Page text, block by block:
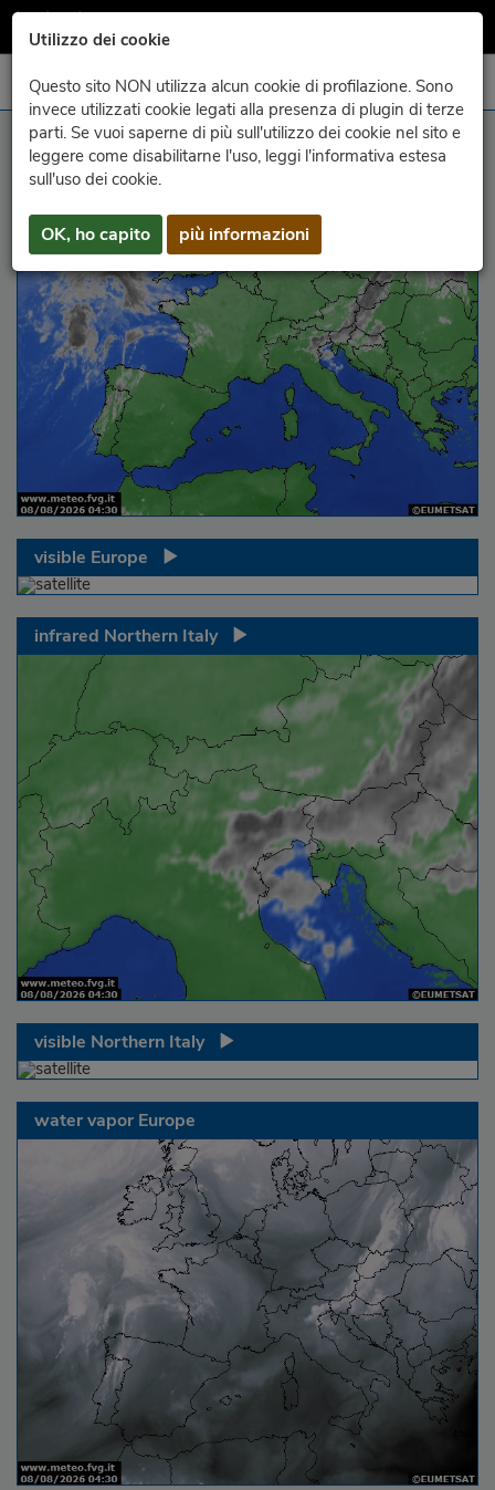
Utilizzo dei cookie
Questo sito NON utilizza alcun cookie di profilazione. Sono
invece utilizzati cookie legati alla presenza di plugin di terze
parti. Se vuoi saperne di più sull'utilizzo dei cookie nel sito e
leggere come disabilitarne l'uso, leggi l'informativa estesa
sull'uso dei cookie.
OK, ho capito più informazioni
infrared Europe
visible Europe
infrared Northern Italy
visible Northern Italy
water vapor Europe